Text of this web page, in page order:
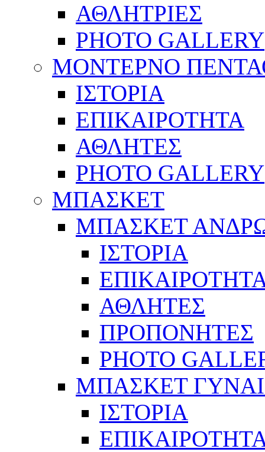
ΑΘΛΗΤΡΙΕΣ
PHOTO GALLERY
ΜΟΝΤΕΡΝΟ
ΙΣΤΟΡΙΑ
ΕΠΙΚΑΙΡΟΤΗΤΑ
ΑΘΛΗΤΕΣ
PHOTO GALLERY
ΜΠΑΣΚΕΤ
ΜΠΑΣΚΕΤ
ΙΣΤΟΡΙΑ
ΑΘΛΗΤΕΣ
ΠΡΟΠΟΝΗΤΕΣ
PHOTO
ΜΠΑΣΚΕΤ
ΙΣΤΟΡΙΑ